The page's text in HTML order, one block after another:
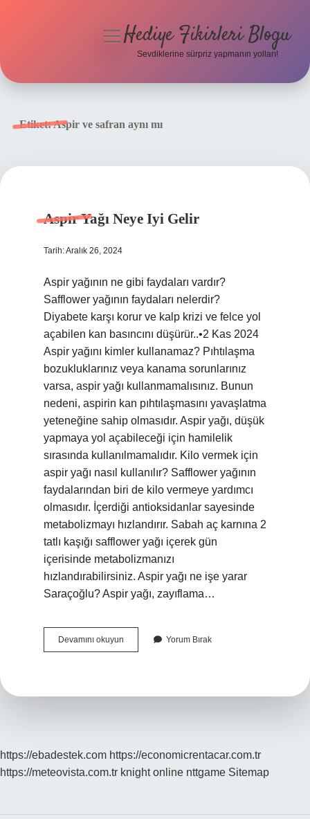
menüyüHediye Fikirleri Blogu
Sevdiklerine sürpriz yapmanın yolları!
Etiket:Aspir ve safran aynı mı
Aspir Yağı Neye Iyi Gelir
Tarih: Aralık 26, 2024
Aspir yağının ne gibi faydaları vardır?
Safflower yağının faydaları nelerdir?
Diyabete karşı korur ve kalp krizi ve felce yol
açabilen kan basıncını düşürür..•2 Kas 2024
Aspir yağını kimler kullanamaz? Pıhtılaşma
bozukluklarınız veya kanama sorunlarınız
varsa, aspir yağı kullanmamalısınız. Bunun
nedeni, aspirin kan pıhtılaşmasını yavaşlatma
yeteneğine sahip olmasıdır. Aspir yağı, düşük
yapmaya yol açabileceği için hamilelik
sırasında kullanılmamalıdır. Kilo vermek için
aspir yağı nasıl kullanılır? Safflower yağının
faydalarından biri de kilo vermeye yardımcı
olmasıdır. İçerdiği antioksidanlar sayesinde
metabolizmayı hızlandırır. Sabah aç karnına 2
tatlı kaşığı safflower yağı içerek gün
içerisinde metabolizmanızı
hızlandırabilirsiniz. Aspir yağı ne işe yarar
Saraçoğlu? Aspir yağı, zayıflama…
Devamını okuyun
Yağı
Yorum Bırak
https://ebadestek.com https://economicrentacar.com.tr
https://meteovista.com.tr knight online nttgame Sitemap